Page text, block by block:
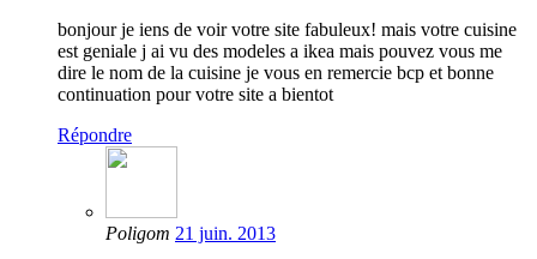
bonjour je iens de voir votre site fabuleux! mais votre cuisine
est geniale j ai vu des modeles a ikea mais pouvez vous me
dire le nom de la cuisine je vous en remercie bcp et bonne
continuation pour votre site a bientot
Répondre
Poligom 21 juin. 2013